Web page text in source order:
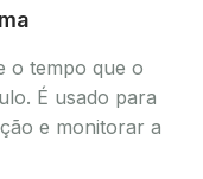
o tempo que o
É usado para
e monitorar a